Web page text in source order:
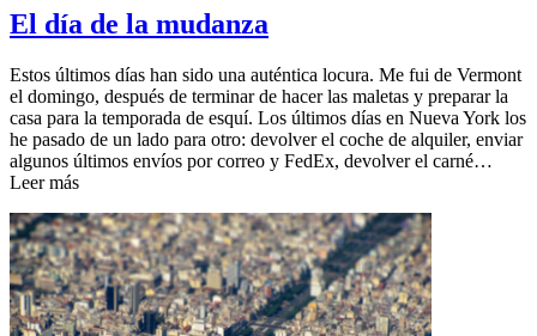
El día de la mudanza
Estos últimos días han sido una auténtica locura. Me fui de Vermont
el domingo, después de terminar de hacer las maletas y preparar la
casa para la temporada de esquí. Los últimos días en Nueva York los
he pasado de un lado para otro: devolver el coche de alquiler, enviar
algunos últimos envíos por correo y FedEx, devolver el carné…
Leer más